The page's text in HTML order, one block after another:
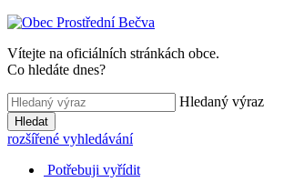
Vítejte na oficiálních stránkách obce.
Co hledáte dnes?
Hledaný výraz
Hledat
rozšířené vyhledávání
Potřebuji vyřídit